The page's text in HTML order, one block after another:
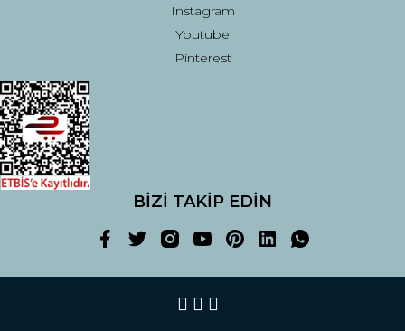
Instagram
Youtube
Pinterest
BİZİ TAKİP EDİN